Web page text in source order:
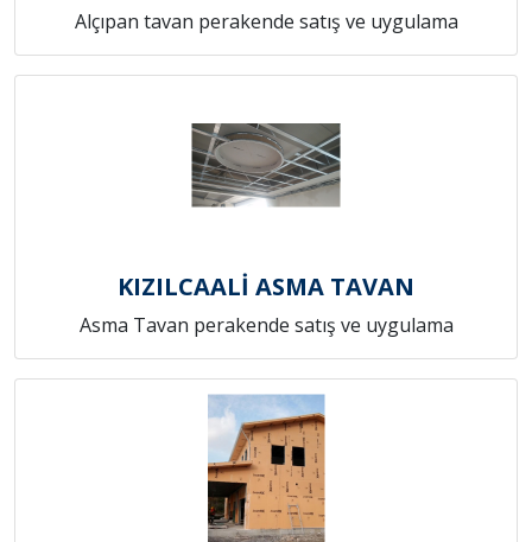
Alçıpan tavan perakende satış ve uygulama
KIZILCAALİ ASMA TAVAN
Asma Tavan perakende satış ve uygulama